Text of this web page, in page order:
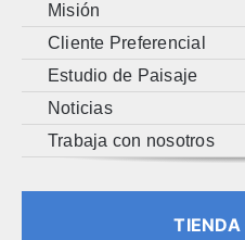
Misión
Cliente Preferencial
Estudio de Paisaje
Noticias
Trabaja con nosotros
TIENDA